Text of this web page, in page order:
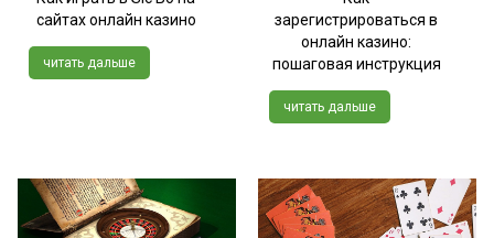
сайтах онлайн казино
читать дальше
зарегистрироваться в
онлайн казино:
пошаговая инструкция
читать дальше